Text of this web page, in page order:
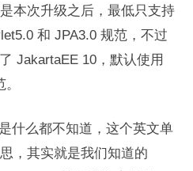
本次升级之后，最低只支持
和 JPA3.0 规范，不过
JakartaEE 10，默认使用
什么都不知道，这个英文单
，其实就是我们知道的